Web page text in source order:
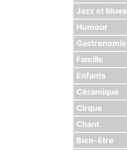
Jazz et blues
Humour
Gastronomie
Famille
Enfants
Céramique
Cirque
Chant
Bien-être